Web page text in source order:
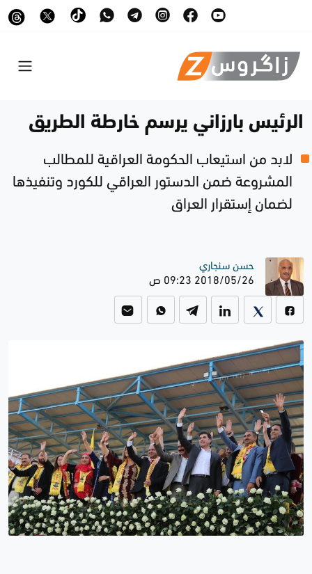
الرئيس بارزاني يرسم خارطة الطريق
لابد من استيعاب الحكومة العراقية للمطالب
المشروعة ضمن الدستور العراقي للكورد وتنفيذها
لضمان إستقرار العراق
حسن سنجاري
2018/05/26 09:23 ص